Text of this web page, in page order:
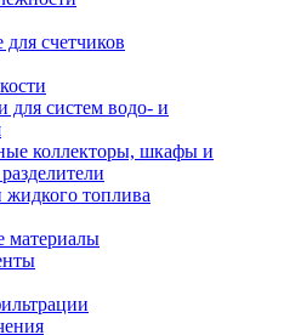
счетчиков
для систем водо- и
коллекторы, шкафы и
топлива
материалы